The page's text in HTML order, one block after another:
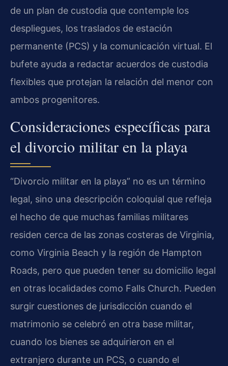
de un plan de custodia que contemple los
despliegues, los traslados de estación
permanente (PCS) y la comunicación virtual. El
bufete ayuda a redactar acuerdos de custodia
flexibles que protejan la relación del menor con
ambos progenitores.
Consideraciones específicas para
el divorcio militar en la playa
“Divorcio militar en la playa” no es un término
legal, sino una descripción coloquial que refleja
el hecho de que muchas familias militares
residen cerca de las zonas costeras de Virginia,
como Virginia Beach y la región de Hampton
Roads, pero que pueden tener su domicilio legal
en otras localidades como Falls Church. Pueden
surgir cuestiones de jurisdicción cuando el
matrimonio se celebró en otra base militar,
cuando los bienes se adquirieron en el
extranjero durante un PCS, o cuando el